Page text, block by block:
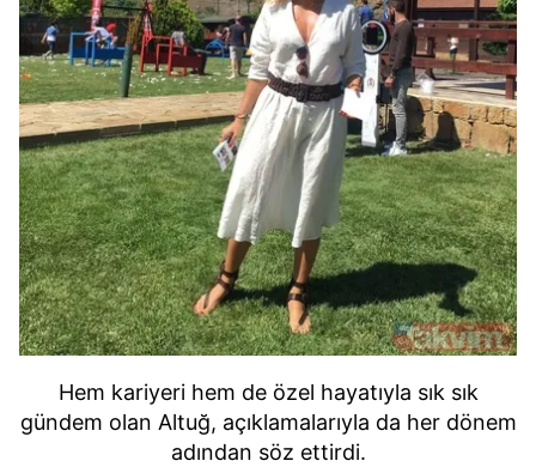
Hem kariyeri hem de özel hayatıyla sık sık
gündem olan Altuğ, açıklamalarıyla da her dönem
adından söz ettirdi.